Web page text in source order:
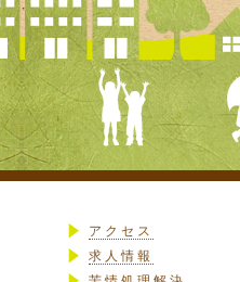
アクセス
求人情報